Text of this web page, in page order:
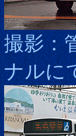
撮影：
ナルに